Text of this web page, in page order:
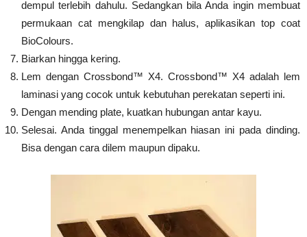
dempul terlebih dahulu. Sedangkan bila Anda ingin membuat
permukaan cat mengkilap dan halus, aplikasikan top coat
BioColours.
Biarkan hingga kering.
Lem dengan Crossbond™ X4. Crossbond™ X4 adalah lem
laminasi yang cocok untuk kebutuhan perekatan seperti ini.
Dengan mending plate, kuatkan hubungan antar kayu.
Selesai. Anda tinggal menempelkan hiasan ini pada dinding.
Bisa dengan cara dilem maupun dipaku.